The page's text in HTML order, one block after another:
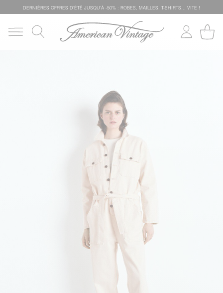
DERNIÈRES OFFRES D'ÉTÊ JUSQU'À -50% : ROBES, MAILLES, T-SHIRTS... VITE !